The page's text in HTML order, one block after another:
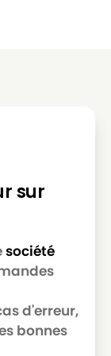
sur
société
d'erreur,
bonnes